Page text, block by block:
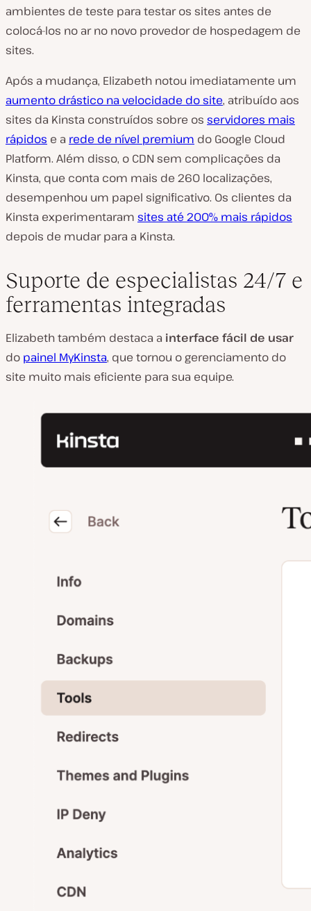
ambientes de teste para testar os sites antes de
colocá-los no ar no novo provedor de hospedagem de
sites.
Após a mudança, Elizabeth notou imediatamente um
aumento drástico na velocidade do site, atribuído aos
sites da Kinsta construídos sobre os servidores mais
rápidos e a rede de nível premium do Google Cloud
Platform. Além disso, o CDN sem complicações da
Kinsta, que conta com mais de 260 localizações,
desempenhou um papel significativo. Os clientes da
Kinsta experimentaram sites até 200% mais rápidos
depois de mudar para a Kinsta.
Suporte de especialistas 24/7 e
ferramentas integradas
Elizabeth também destaca a interface fácil de usar
do painel MyKinsta, que tornou o gerenciamento do
site muito mais eficiente para sua equipe.